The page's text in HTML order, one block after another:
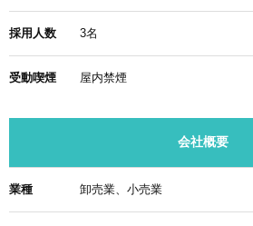
採用人数 3名
受動喫煙 屋内禁煙
会社概要
業種 卸売業、小売業